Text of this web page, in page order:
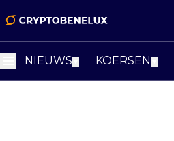
NIEUWS KOERSEN